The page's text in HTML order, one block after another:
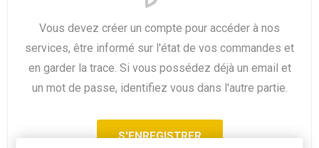
Vous devez créer un compte pour accéder à nos
services, être informé sur l'état de vos commandes et
en garder la trace. Si vous possédez déjà un email et
un mot de passe, identifiez vous dans l'autre partie.